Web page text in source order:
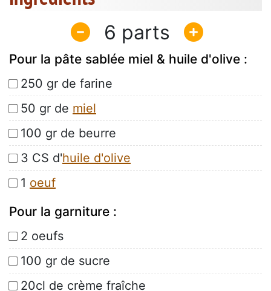
6
Pour la pâte sablée miel & huile d'olive :
250 gr de farine
50 gr de miel
100 gr de beurre
3 CS d'huile d'olive
1 oeuf
Pour la garniture :
2 oeufs
100 gr de sucre
20cl de crème fraîche